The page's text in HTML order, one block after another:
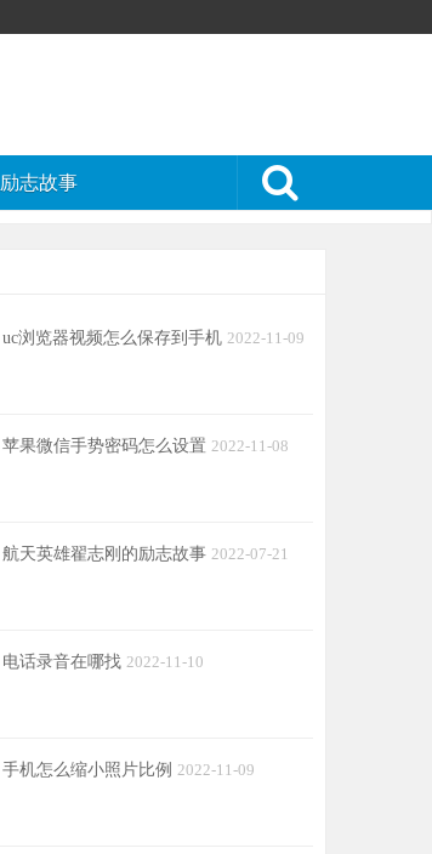
励志故事
uc浏览器视频怎么保存到手机 2022-11-09
苹果微信手势密码怎么设置 2022-11-08
航天英雄翟志刚的励志故事 2022-07-21
电话录音在哪找 2022-11-10
手机怎么缩小照片比例 2022-11-09